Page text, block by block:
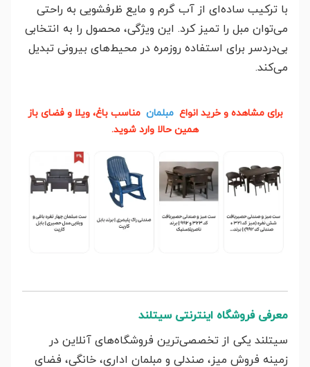
با ترکیب ساده‌ای از آب گرم و مایع ظرفشویی به راحتی
می‌توان مبل را تمیز کرد. این ویژگی، محصول را به انتخابی
بی‌دردسر برای استفاده روزمره در محیط‌های بیرونی تبدیل
می‌کند.
برای مشاهده و خرید انواع مبلمان مناسب باغ، ویلا و فضای باز
همین حالا وارد شوید.
معرفی فروشگاه اینترنتی سیتلند
سیتلند یکی از تخصصی‌ترین فروشگاه‌های آنلاین در
زمینه فروش میز، صندلی و مبلمان اداری، خانگی، فضای